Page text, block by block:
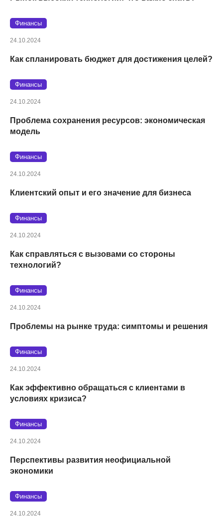
Финансы
24.10.2024
Как спланировать бюджет для достижения целей?
Финансы
24.10.2024
Проблема сохранения ресурсов: экономическая
модель
Финансы
24.10.2024
Клиентский опыт и его значение для бизнеса
Финансы
24.10.2024
Как справляться с вызовами со стороны
технологий?
Финансы
24.10.2024
Проблемы на рынке труда: симптомы и решения
Финансы
24.10.2024
Как эффективно обращаться с клиентами в
условиях кризиса?
Финансы
24.10.2024
Перспективы развития неофициальной
экономики
Финансы
24.10.2024